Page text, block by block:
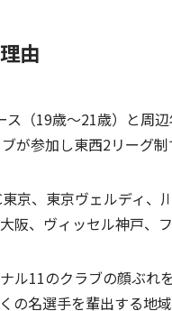
由
ス（19歳～21歳）と周
が参加し東西2リーグ
京、東京ヴェルディ
阪、ヴィッセル神戸、
ル11のクラブの顔ぶれ
の名選手を輩出する地